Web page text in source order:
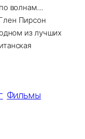
волнам…
Пирсон
из лучших
Фильмы